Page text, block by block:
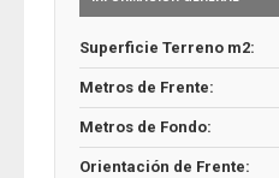
Superficie Terreno m2:
Metros de Frente:
Metros de Fondo:
Orientación de Frente: